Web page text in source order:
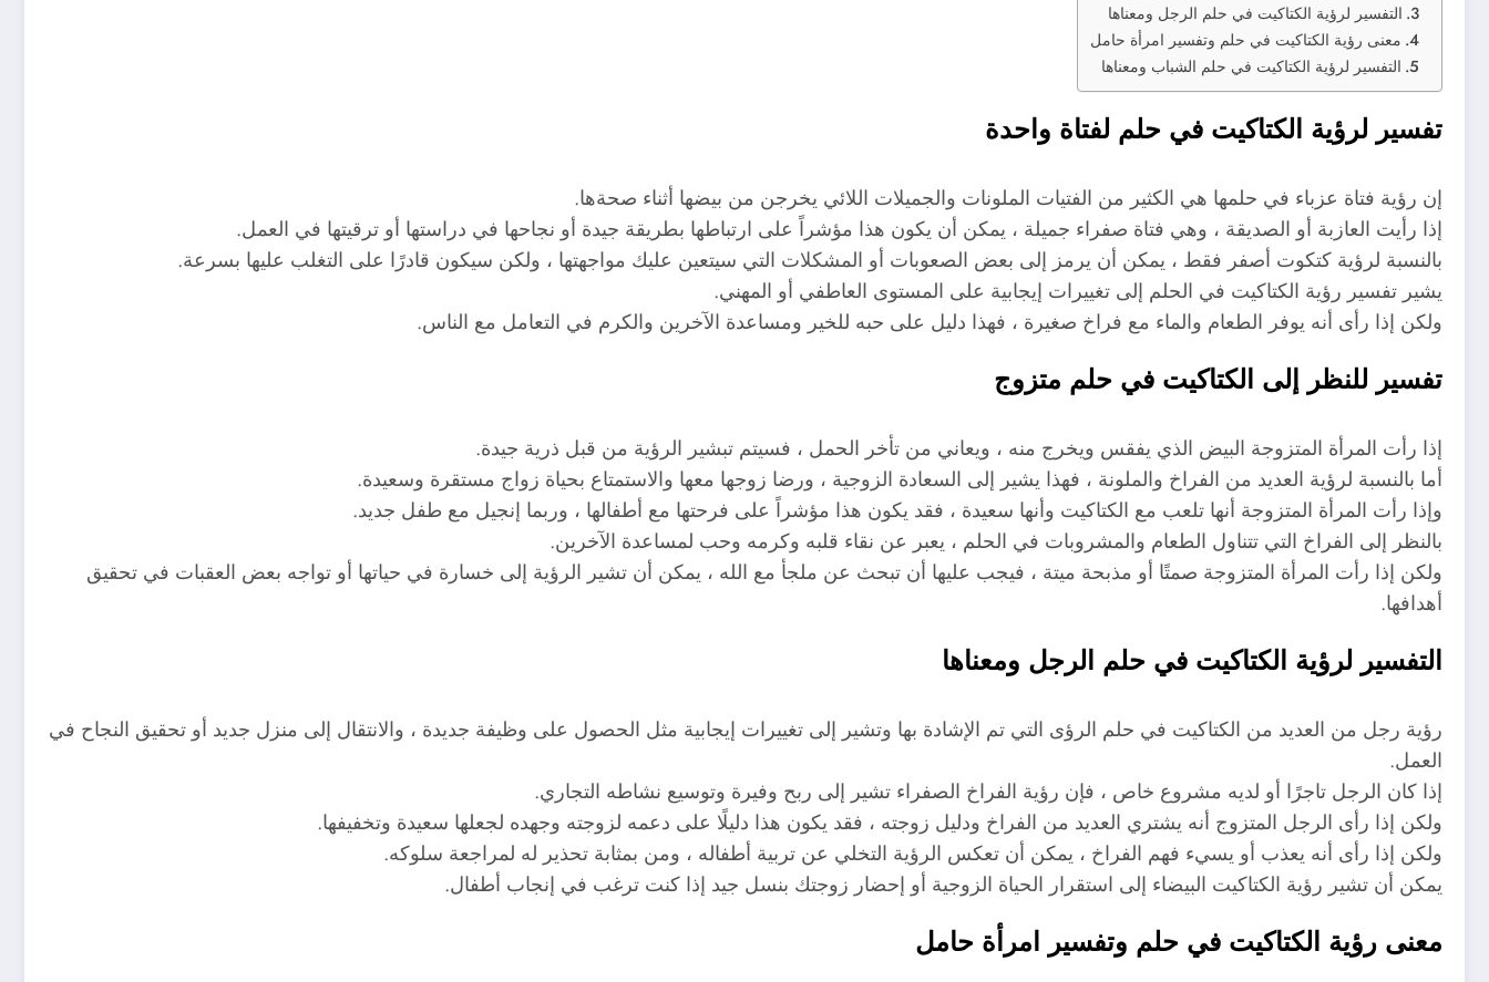
التفسير لرؤية الكتاكيت في حلم الرجل ومعناها
معنى رؤية الكتاكيت في حلم وتفسير امرأة حامل
التفسير لرؤية الكتاكيت في حلم الشباب ومعناها
تفسير لرؤية الكتاكيت في حلم لفتاة واحدة
إن رؤية فتاة عزباء في حلمها هي الكثير من الفتيات الملونات والجميلات اللائي يخرجن من بيضها أثناء صحةها.
إذا رأيت العازبة أو الصديقة ، وهي فتاة صفراء جميلة ، يمكن أن يكون هذا مؤشراً على ارتباطها بطريقة جيدة أو نجاحها في دراستها أو ترقيتها في العمل.
بالنسبة لرؤية كتكوت أصفر فقط ، يمكن أن يرمز إلى بعض الصعوبات أو المشكلات التي سيتعين عليك مواجهتها ، ولكن سيكون قادرًا على التغلب عليها بسرعة.
يشير تفسير رؤية الكتاكيت في الحلم إلى تغييرات إيجابية على المستوى العاطفي أو المهني.
ولكن إذا رأى أنه يوفر الطعام والماء مع فراخ صغيرة ، فهذا دليل على حبه للخير ومساعدة الآخرين والكرم في التعامل مع الناس.
تفسير للنظر إلى الكتاكيت في حلم متزوج
إذا رأت المرأة المتزوجة البيض الذي يفقس ويخرج منه ، ويعاني من تأخر الحمل ، فسيتم تبشير الرؤية من قبل ذرية جيدة.
أما بالنسبة لرؤية العديد من الفراخ والملونة ، فهذا يشير إلى السعادة الزوجية ، ورضا زوجها معها والاستمتاع بحياة زواج مستقرة وسعيدة.
وإذا رأت المرأة المتزوجة أنها تلعب مع الكتاكيت وأنها سعيدة ، فقد يكون هذا مؤشراً على فرحتها مع أطفالها ، وربما إنجيل مع طفل جديد.
بالنظر إلى الفراخ التي تتناول الطعام والمشروبات في الحلم ، يعبر عن نقاء قلبه وكرمه وحب لمساعدة الآخرين.
ولكن إذا رأت المرأة المتزوجة صمتًا أو مذبحة ميتة ، فيجب عليها أن تبحث عن ملجأ مع الله ، يمكن أن تشير الرؤية إلى خسارة في حياتها أو تواجه بعض العقبات في تحقيق
أهدافها.
التفسير لرؤية الكتاكيت في حلم الرجل ومعناها
رؤية رجل من العديد من الكتاكيت في حلم الرؤى التي تم الإشادة بها وتشير إلى تغييرات إيجابية مثل الحصول على وظيفة جديدة ، والانتقال إلى منزل جديد أو تحقيق النجاح في
العمل.
إذا كان الرجل تاجرًا أو لديه مشروع خاص ، فإن رؤية الفراخ الصفراء تشير إلى ربح وفيرة وتوسيع نشاطه التجاري.
ولكن إذا رأى الرجل المتزوج أنه يشتري العديد من الفراخ ودليل زوجته ، فقد يكون هذا دليلًا على دعمه لزوجته وجهده لجعلها سعيدة وتخفيفها.
ولكن إذا رأى أنه يعذب أو يسيء فهم الفراخ ، يمكن أن تعكس الرؤية التخلي عن تربية أطفاله ، ومن بمثابة تحذير له لمراجعة سلوكه.
يمكن أن تشير رؤية الكتاكيت البيضاء إلى استقرار الحياة الزوجية أو إحضار زوجتك بنسل جيد إذا كنت ترغب في إنجاب أطفال.
معنى رؤية الكتاكيت في حلم وتفسير امرأة حامل